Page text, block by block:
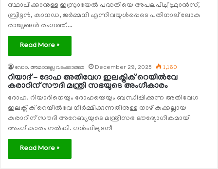
സ്ഥാപിക്കാനുള്ള ഇസ്രായേല്‍ പദ്ധതിയെ അപലപിച്ച് ഫ്രാന്‍സ്,
ബ്രിട്ടന്‍, കാനഡ, ജര്‍മ്മനി എന്നിവയുള്‍പ്പെടെ പതിനാല് ലോക
രാജ്യങ്ങള്‍ രംഗത്ത്.…
Read More »
ഡോ. അമാനുല്ല വടക്കാങ്ങര December 29, 2025 1,160
റിയാദ് – ദോഹ അതിവേഗ ഇലക്ട്രിക് റെയില്‍വേ
കരാറിന് സൗദി മന്ത്രി സഭയുടെ അംഗീകാരം
ദോഹ. റിയാദിനെയും ദോഹയെയും ബന്ധിപ്പിക്കുന്ന അതിവേഗ
ഇലക്ട്രിക് റെയില്‍വേ നിര്‍മ്മിക്കുന്നതിനുള്ള നാഴികക്കല്ലായ
കരാറിന് സൗദി അറേബ്യയുടെ മന്ത്രിസഭ ഔദ്യോഗികമായി
അംഗീകാരം നല്‍കി. ഗള്‍ഫിലുടനീ
Read More »